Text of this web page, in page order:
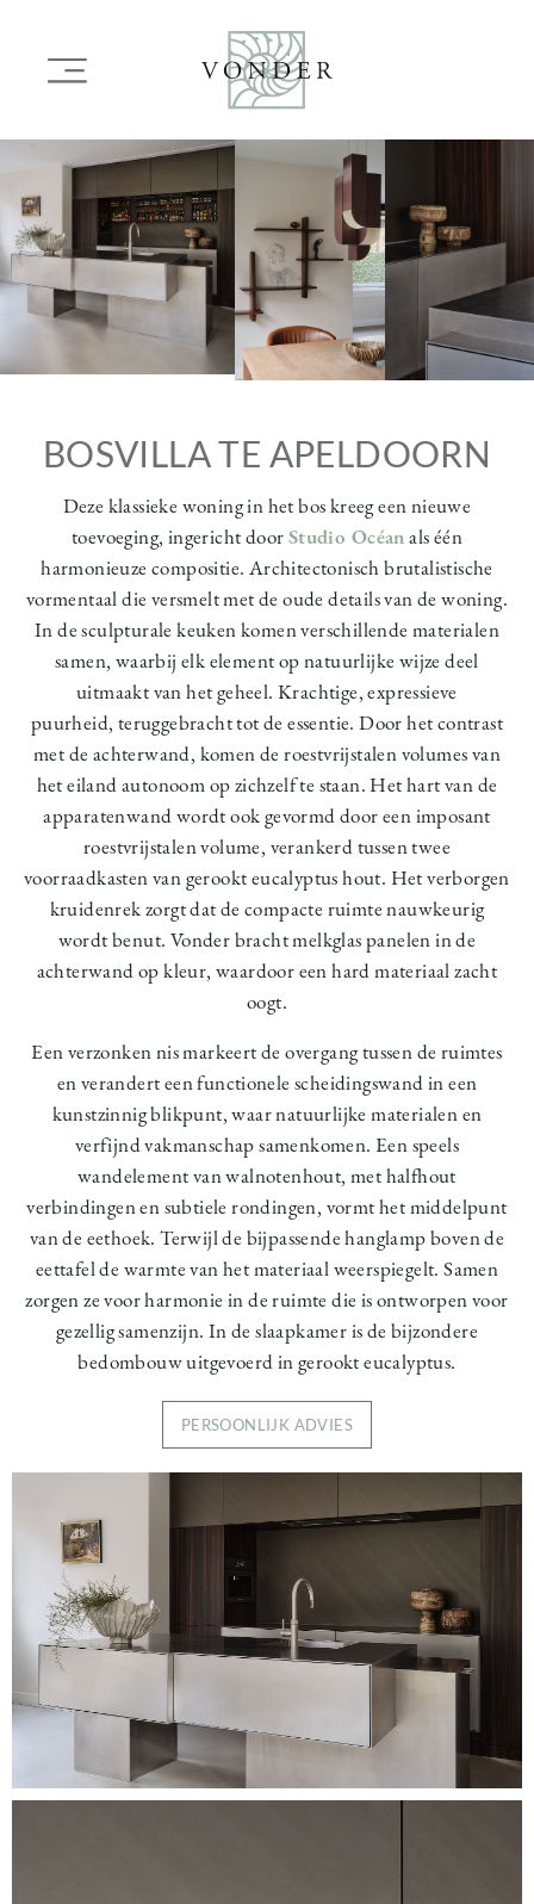
NAAR
INHOUD
Main
Image Image
BOSVILLA TE APELDOORN
Deze klassieke woning in het bos kreeg een nieuwe
toevoeging, ingericht doorStudio Océanals één
harmonieuze compositie. Architectonisch brutalistische
vormentaal die versmelt met de oude details van de woning.
In de sculpturale keuken komen verschillende materialen
samen, waarbij elk element op natuurlijke wijze deel
uitmaakt van het geheel. Krachtige, expressieve
puurheid, teruggebracht tot de essentie. Door het contrast
met de achterwand, komen de roestvrijstalen volumes van
het eiland autonoom op zichzelf te staan. Het hart van de
apparatenwand wordt ook gevormd door een imposant
roestvrijstalen volume, verankerd tussen twee
voorraadkasten van gerookt eucalyptus hout. Het verborgen
kruidenrek zorgt dat de compacte ruimte nauwkeurig
wordt benut. Vonder bracht melkglas panelen in de
achterwand op kleur, waardoor een hard materiaal zacht
oogt.
Een verzonken nis markeert de overgang tussen de ruimtes
en verandert een functionele scheidingswand in een
kunstzinnig blikpunt, waar natuurlijke materialen en
verfijnd vakmanschap samenkomen. Een speels
wandelement van walnotenhout, met halfhout
verbindingen en subtiele rondingen, vormt het middelpunt
van de eethoek. Terwijl de bijpassende hanglamp boven de
eettafel de warmte van het materiaal weerspiegelt. Samen
zorgen ze voor harmonie in de ruimte die is ontworpen voor
gezellig samenzijn. In de slaapkamer is de bijzondere
bedombouw uitgevoerd in gerookt eucalyptus.
PERSOONLIJK ADVIES